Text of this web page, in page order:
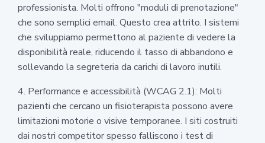
professionista. Molti offrono "moduli di prenotazione"
che sono semplici email. Questo crea attrito. I sistemi
che sviluppiamo permettono al paziente di vedere la
disponibilità reale, riducendo il tasso di abbandono e
sollevando la segreteria da carichi di lavoro inutili.
4. Performance e accessibilità (WCAG 2.1): Molti
pazienti che cercano un fisioterapista possono avere
limitazioni motorie o visive temporanee. I siti costruiti
dai nostri competitor spesso falliscono i test di